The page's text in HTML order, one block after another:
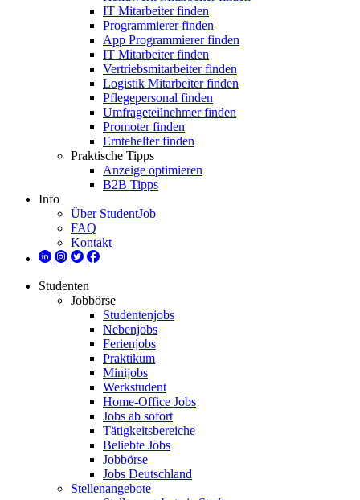
IT Mitarbeiter finden
Programmierer finden
App Programmierer finden
IT Mitarbeiter finden
Vertriebsmitarbeiter finden
Logistik Mitarbeiter finden
Pflegepersonal finden
Umfrageteilnehmer finden
Promoter finden
Erntehelfer finden
Praktische Tipps
Anzeige optimieren
B2B Tipps
Info
Über StudentJob
FAQ
Kontakt
Studenten
Jobbörse
Studentenjobs
Nebenjobs
Ferienjobs
Praktikum
Minijobs
Werkstudent
Home-Office Jobs
Jobs ab sofort
Tätigkeitsbereiche
Beliebte Jobs
Jobbörse
Jobs Deutschland
Stellenangebote